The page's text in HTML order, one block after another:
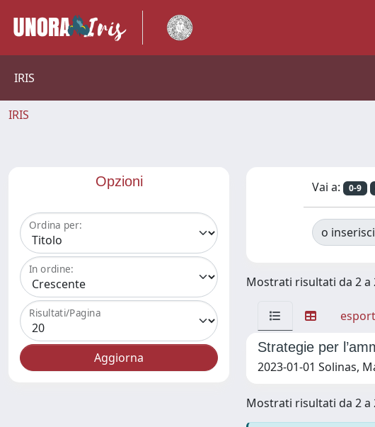
IRIS
IRIS
Opzioni
Ordina per:
In ordine:
Risultati/Pagina
Vai a: 0-9
o
Mostrati risultati da 2 a
Strategie per
2023-01-01 Solinas,
Mostrati risultati da 2 a